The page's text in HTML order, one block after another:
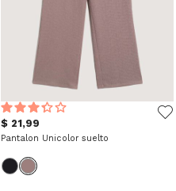
$ 21,99
Pantalon Unicolor suelto